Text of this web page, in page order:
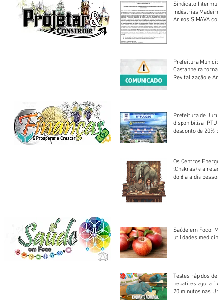
Sindicato
Indústrias
Arinos SIMAVA convoca à
Prefeitura
Castanheira
Revitalização e
Prefeitura de
disponibiliza
desconto de 20%
Os Centros
(Chakras) e a
do dia a dia
Saúde em Foco:
utilidades
Testes rápidos
hepatites agora
20 minutos nas